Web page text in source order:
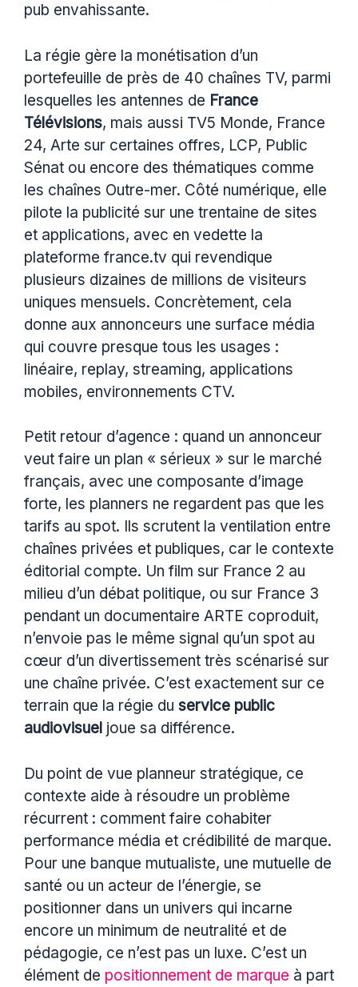
pub envahissante.
La régie gère la monétisation d’un
portefeuille de près de 40 chaînes TV, parmi
lesquelles les antennes de France
Télévisions, mais aussi TV5 Monde, France
24, Arte sur certaines offres, LCP, Public
Sénat ou encore des thématiques comme
les chaînes Outre-mer. Côté numérique, elle
pilote la publicité sur une trentaine de sites
et applications, avec en vedette la
plateforme france.tv qui revendique
plusieurs dizaines de millions de visiteurs
uniques mensuels. Concrètement, cela
donne aux annonceurs une surface média
qui couvre presque tous les usages :
linéaire, replay, streaming, applications
mobiles, environnements CTV.
Petit retour d’agence : quand un annonceur
veut faire un plan « sérieux » sur le marché
français, avec une composante d’image
forte, les planners ne regardent pas que les
tarifs au spot. Ils scrutent la ventilation entre
chaînes privées et publiques, car le contexte
éditorial compte. Un film sur France 2 au
milieu d’un débat politique, ou sur France 3
pendant un documentaire ARTE coproduit,
n’envoie pas le même signal qu’un spot au
cœur d’un divertissement très scénarisé sur
une chaîne privée. C’est exactement sur ce
terrain que la régie du service public
audiovisuel joue sa différence.
Du point de vue planneur stratégique, ce
contexte aide à résoudre un problème
récurrent : comment faire cohabiter
performance média et crédibilité de marque.
Pour une banque mutualiste, une mutuelle de
santé ou un acteur de l’énergie, se
positionner dans un univers qui incarne
encore un minimum de neutralité et de
pédagogie, ce n’est pas un luxe. C’est un
élément de positionnement de marque à part